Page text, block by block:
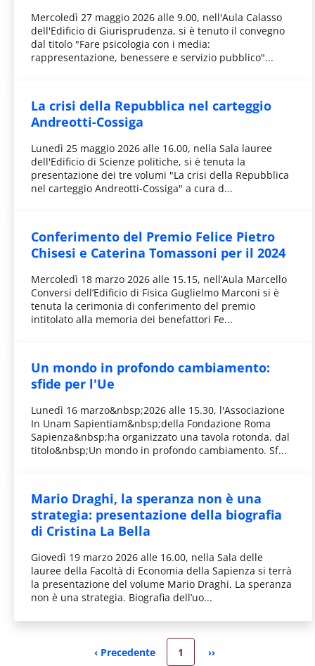
Mercoledì 27 maggio 2026 alle 9.00, nell'Aula Calasso
dell'Edificio di Giurisprudenza, si è tenuto il convegno
dal titolo "Fare psicologia con i media:
rappresentazione, benessere e servizio pubblico"...
La crisi della Repubblica nel carteggio
Andreotti-Cossiga
Lunedì 25 maggio 2026 alle 16.00, nella Sala lauree
dell'Edificio di Scienze politiche, si è tenuta la
presentazione dei tre volumi "La crisi della Repubblica
nel carteggio Andreotti-Cossiga" a cura d...
Conferimento del Premio Felice Pietro
Chisesi e Caterina Tomassoni per il 2024
Mercoledì 18 marzo 2026 alle 15.15, nell’Aula Marcello
Conversi dell’Edificio di Fisica Guglielmo Marconi si è
tenuta la cerimonia di conferimento del premio
intitolato alla memoria dei benefattori Fe...
Un mondo in profondo cambiamento:
sfide per l'Ue
Lunedì 16 marzo&nbsp;2026 alle 15.30, l'Associazione
In Unam Sapientiam&nbsp;della Fondazione Roma
Sapienza&nbsp;ha organizzato una tavola rotonda. dal
titolo&nbsp;Un mondo in profondo cambiamento. Sf...
Mario Draghi, la speranza non è una
strategia: presentazione della biografia
di Cristina La Bella
Giovedì 19 marzo 2026 alle 16.00, nella Sala delle
lauree della Facoltà di Economia della Sapienza si terrà
la presentazione del volume Mario Draghi. La speranza
non è una strategia. Biografia dell’uo...
Pagina precedente
‹ Precedente Pagina attuale
1 Pagina successiva
››